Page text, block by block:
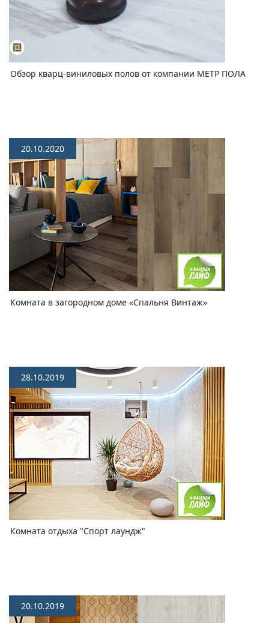
Обзор кварц-виниловых полов от компании МЕТР ПОЛА
20.10.2020
Комната в загородном доме «Спальня Винтаж»
28.10.2019
Комната отдыха "Спорт лаундж"
20.10.2019